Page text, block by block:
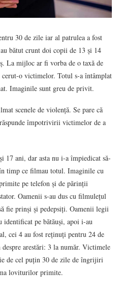
30 de zile iar al patrulea a fost
bătut crunt doi copii de 13 și 14
La mijloc ar fi vorba de o taxă de
o victimelor. Totul s-a întâmplat
Imaginile sunt greu de privit.
scenele de violență. Se pare că
împotrivirii victimelor de a
17 ani, dar asta nu i-a împiedicat să-
timp ce filmau totul. Imaginile cu
pe telefon și de părinții
Oamenii s-au dus cu filmulețul
fie prinși și pedepsiți. Oamenii legii
identificat pe bătăuși, apoi i-au
cei 4 au fost reținuți pentru 24 de
arestări: 3 la număr. Victimele
de cel puțin 30 de zile de îngrijiri
loviturilor primite.